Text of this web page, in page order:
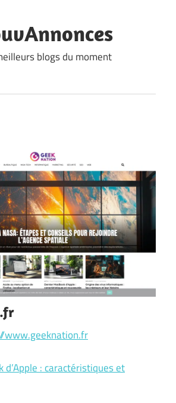
blogs du moment
www.geeknation.fr
d’Apple : caractéristiques et